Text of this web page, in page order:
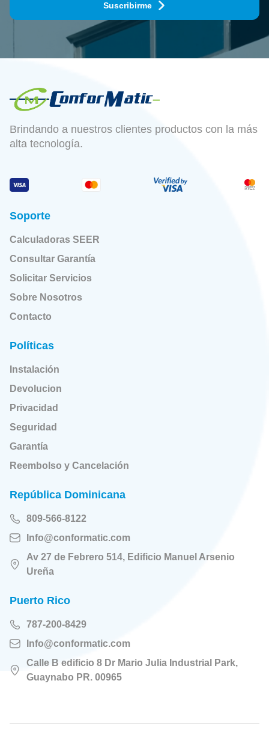
Suscribirme
Brindando a nuestros clientes productos con la más
alta tecnología.
Soporte
Calculadoras SEER
Consultar Garantía
Solicitar Servicios
Sobre Nosotros
Contacto
Políticas
Instalación
Devolucion
Privacidad
Seguridad
Garantía
Reembolso y Cancelación
República Dominicana
809-566-8122
Info@conformatic.com
Av 27 de Febrero 514, Edificio Manuel Arsenio
Ureña
Puerto Rico
787-200-8429
Info@conformatic.com
Calle B edificio 8 Dr Mario Julia Industrial Park,
Guaynabo PR. 00965